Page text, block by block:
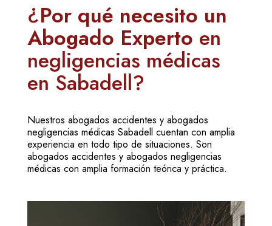
¿Por qué necesito un
Abogado Experto en
negligencias médicas
en Sabadell?
Nuestros abogados accidentes y abogados
negligencias médicas Sabadell cuentan con amplia
experiencia en todo tipo de situaciones. Son
abogados accidentes y abogados negligencias
médicas con amplia formación teórica y práctica.